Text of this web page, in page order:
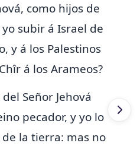
como hijos de
yo subir á Israel de
y á los Palestinos
á los Arameos?
Señor Jehová
pecador, yyo lo
la tierra: mas no